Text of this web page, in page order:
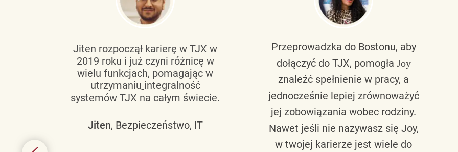
Jiten rozpoczął karierę w TJX w
2019 roku i już czyni różnicę w
wielu funkcjach, pomagając w
utrzymaniu integralność
systemów TJX na całym świecie.
Jiten, Bezpieczeństwo, IT
Przeprowadzka do Bostonu, aby
dołączyć do TJX, pomogła Joy
znaleźć spełnienie w pracy, a
jednocześnie lepiej zrównoważyć
jej zobowiązania wobec rodziny.
Nawet jeśli nie nazywasz się Joy,
w twojej karierze jest wiele do